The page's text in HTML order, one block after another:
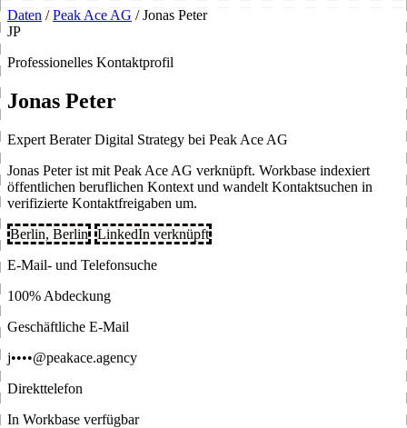
Daten / Peak Ace AG / Jonas Peter
JP
Professionelles Kontaktprofil
Jonas Peter
Expert Berater Digital Strategy bei Peak Ace AG
Jonas Peter ist mit Peak Ace AG verknüpft. Workbase indexiert
öffentlichen beruflichen Kontext und wandelt Kontaktsuchen in
verifizierte Kontaktfreigaben um.
Berlin, Berlin
LinkedIn verknüpft
E-Mail- und Telefonsuche
100% Abdeckung
Geschäftliche E-Mail
j••••@peakace.agency
Direkttelefon
In Workbase verfügbar